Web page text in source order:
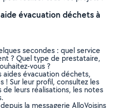
évacuation déchets à
secondes : quel service
? Quel type de prestataire,
vous ?
aides évacuation déchets,
! Sur leur profil, consultez les
leurs réalisations, les notes
la messagerie AlloVoisins